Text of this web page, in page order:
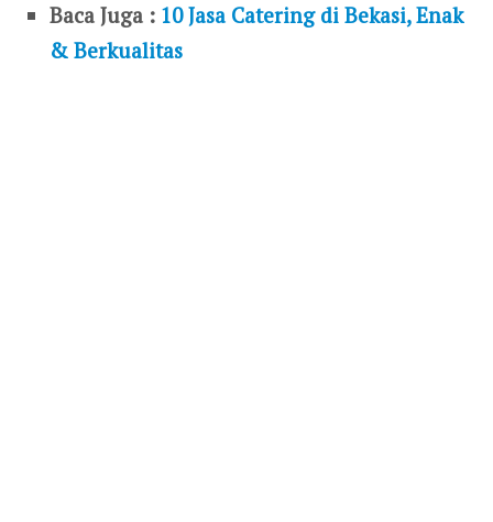
Baca Juga : 10 Jasa Catering di Bekasi, Enak
& Berkualitas